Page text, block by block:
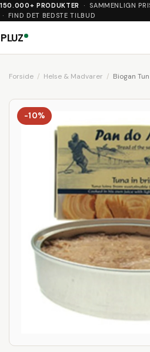
150.000+ PRODUKTER
· SAMMENLIGN
· FIND DET BEDSTE TILBUD
PLUZ
Forside Helse & Madvarer Biogan
-10%